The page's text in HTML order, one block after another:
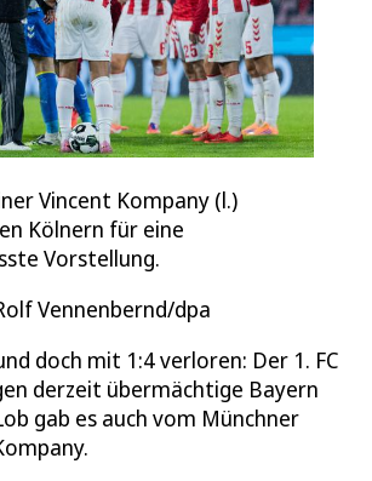
Vincent Kompany (l.)
Kölnern für eine
Vorstellung.
Vennenbernd/dpa
doch mit 1:4 verloren: Der 1. FC
derzeit übermächtige Bayern
gab es auch vom Münchner